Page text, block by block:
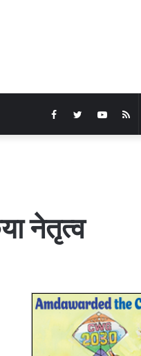
RSS
YouTube
Twitter
Facebook
नेतृत्व